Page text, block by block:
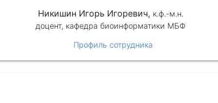
Никишин Игорь Игоревич, к.ф.-м.н.
доцент, кафедра биоинформатики МБФ
Профиль сотрудника